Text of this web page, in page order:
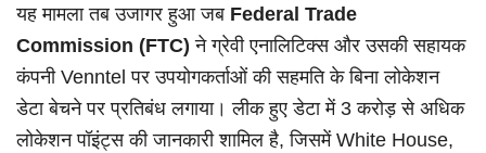
यह मामला तब उजागर हुआ जब Federal Trade
Commission (FTC) ने ग्रेवी एनालिटिक्स और उसकी सहायक
कंपनी Venntel पर उपयोगकर्ताओं की सहमति के बिना लोकेशन
डेटा बेचने पर प्रतिबंध लगाया। लीक हुए डेटा में 3 करोड़ से अधिक
लोकेशन पॉइंट्स की जानकारी शामिल है, जिसमें White House,